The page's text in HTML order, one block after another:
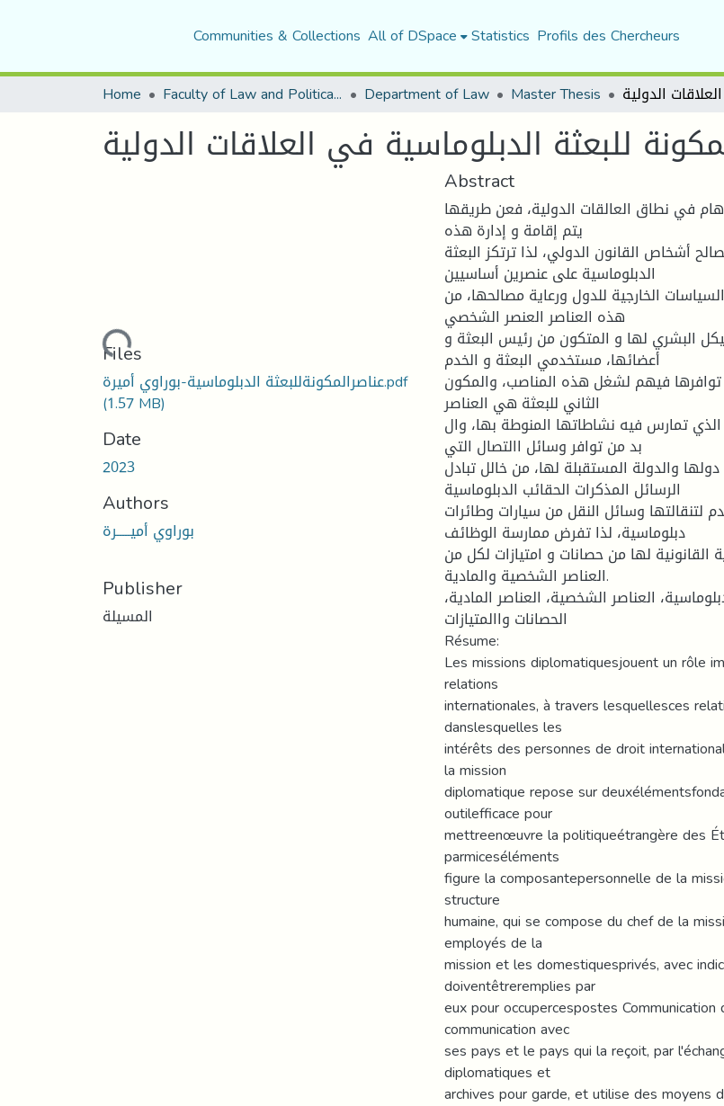
Communities & Collections All of DSpace Statistics Profils des Chercheurs
Home Faculty of Law and Political Science Department of Law Master Thesis
للبعثة الدبلوماسية في العلاقات الدولية
Loading...
Files
عناصرالمكونةللبعثة الدبلوماسية-بوراوي أميرة.pdf
(1.57 MB)
Date
2023
Authors
بوراوي أميـــــرة
Publisher
المسيلة
Abstract
في نطاق العالقات الدولية، فعن طريقها
يتم إقامة و إدارة هذه
أشخاص القانون الدولي، لذا ترتكز البعثة
الدبلوماسية على عنصرين أساسيين
الخارجية للدول ورعاية مصالحها، من
هذه العناصر العنصر الشخصي
البشري لها و المتكون من رئيس البعثة و
أعضائها، مستخدمي البعثة و الخدم
فيهم لشغل هذه المناصب، والمكون
الثاني للبعثة هي العناصر
تمارس فيه نشاطاتها المنوطة بها، وال
بد من توافر وسائل االتصال التي
والدولة المستقبلة لها، من خالل تبادل
الرسائل المذكرات الحقائب الدبلوماسية
وسائل النقل من سيارات وطائرات
دبلوماسية، لذا تفرض ممارسة الوظائف
القانونية لها من حصانات و امتيازات لكل من
العناصر الشخصية والمادية.
العناصر الشخصية، العناصر المادية،
الحصانات واالمتيازات
Résume:
Les missions diplomatiquesjouent un rôle
relations
internationales, à travers lesquellesces
danslesquelles les
intérêts des personnes de droit
la mission
diplomatique repose sur
outilefficace pour
mettreenœuvre la politiqueétrangère des
parmiceséléments
figure la composantepersonnelle de la
structure
humaine, qui se compose du chef de la
employés de la
mission et les domestiquesprivés, avec
doiventêtreremplies par
eux pour occupercespostes
communication avec
ses pays et le pays qui la reçoit, par
diplomatiques et
archives pour garde, et utilise des moyens